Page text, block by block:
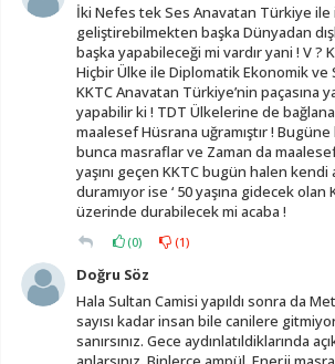
İki Nefes tek Ses Anavatan Türkiye ile
geliştirebilmekten başka Dünyadan
başka yapabileceği mi vardır yani ! V ?
Hiçbir Ülke ile Diplomatik Ekonomik ve
KKTC Anavatan Türkiye’nin paçasına
yapabilir ki ! TDT Ülkelerine de
maalesef Hüsrana uğramıştır !
bunca masraflar ve Zaman da
yaşını geçen KKTC bugün halen kendi
duramıyor ise ‘ 50 yaşına gidecek olan
üzerinde durabilecek mi acaba !
(0) (1)
Doğru Söz
Hala Sultan Camisi yapıldı sonra da
sayısı kadar insan bile canilere
sanırsınız. Gece aydınlatıldiklarında